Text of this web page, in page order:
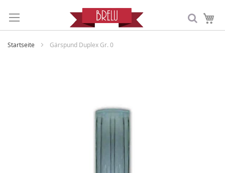
Startseite Gärspund Duplex Gr. 0